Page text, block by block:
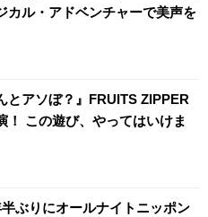
カル・アドベンチャーで美声を
とアソぼ？』FRUITS ZIPPER
！ この遊び、やってはいけま
ぶりにオールナイトニッポン